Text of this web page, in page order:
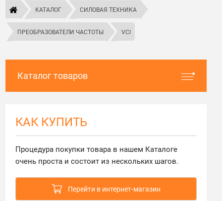
КАТАЛОГ СИЛОВАЯ ТЕХНИКА
ПРЕОБРАЗОВАТЕЛИ ЧАСТОТЫ VCI
Каталог товаров
КАК КУПИТЬ
Процедура покупки товара в нашем Каталоге
очень проста и состоит из нескольких шагов.
Перейти в интернет-магазин